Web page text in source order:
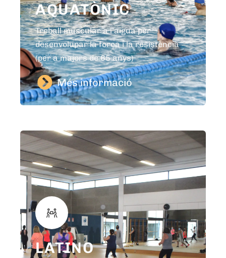
AQUATÒNIC
Treball muscular a l'aigua per
desenvolupar la força i la resistència
(per a majors de 65 anys)
Més informació
LATINO